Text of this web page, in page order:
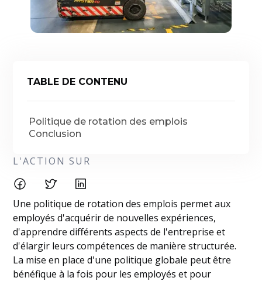
TABLE DE CONTENU
Politique de rotation des emplois
Conclusion
L'ACTION SUR
Une politique de rotation des emplois permet aux
employés d'acquérir de nouvelles expériences,
d'apprendre différents aspects de l'entreprise et
d'élargir leurs compétences de manière structurée.
La mise en place d'une politique globale peut être
bénéfique à la fois pour les employés et pour